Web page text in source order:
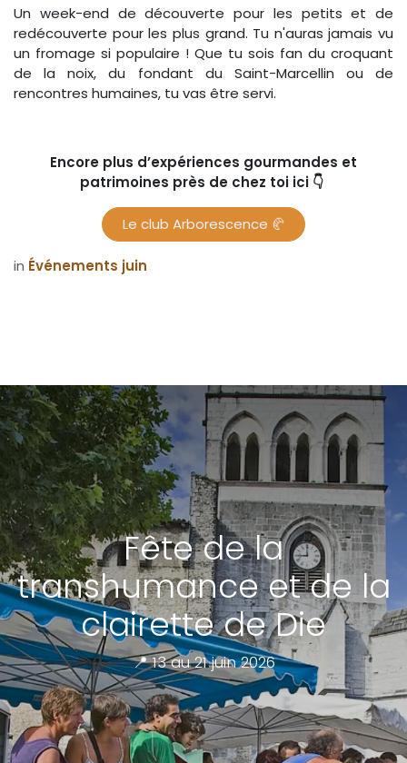
Un week-end de découverte pour les petits et de
redécouverte pour les plus grand. Tu n'auras jamais vu
un fromage si populaire ! Que tu sois fan du croquant
de la noix, du fondant du Saint-Marcellin ou de
rencontres humaines, tu vas être servi.
Encore plus d’expériences gourmandes et
patrimoines près de chez toi ici 👇
Le club Arborescence 🥐
in Événements juin
Fête de la
transhumance et de la
clairette de Die
📍 13 au 21 juin 2026